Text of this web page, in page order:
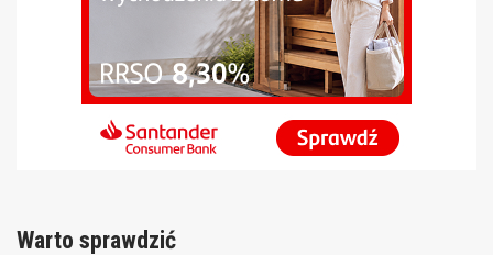
Warto sprawdzić